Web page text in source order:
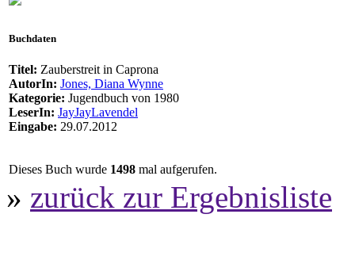
Buchdaten
Titel: Zauberstreit in Caprona
AutorIn: Jones, Diana Wynne
Kategorie: Jugendbuch von 1980
LeserIn: JayJayLavendel
Eingabe: 29.07.2012
Dieses Buch wurde 1498 mal aufgerufen.
» zurück zur Ergebnisliste